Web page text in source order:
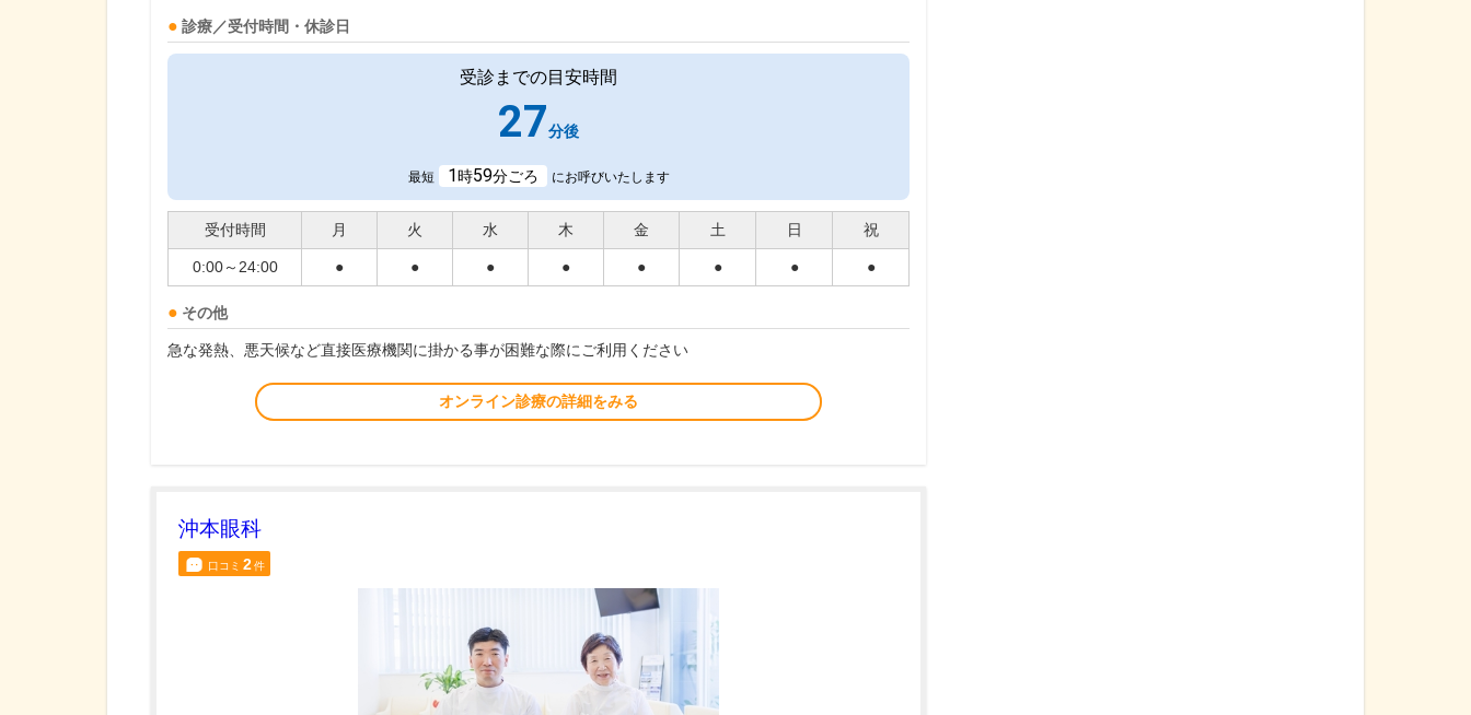
診療／受付時間・休診日
受診までの目安時間
27分後
最短 1時59分ごろ にお呼びいたします
受付時間 月 火 水 木 金 土 日 祝
0:00～24:00 ● ● ● ● ● ● ● ●
その他
急な発熱、悪天候など直接医療機関に掛かる事が困難な際にご利用ください
オンライン診療の詳細をみる
沖本眼科
口コミ 2件